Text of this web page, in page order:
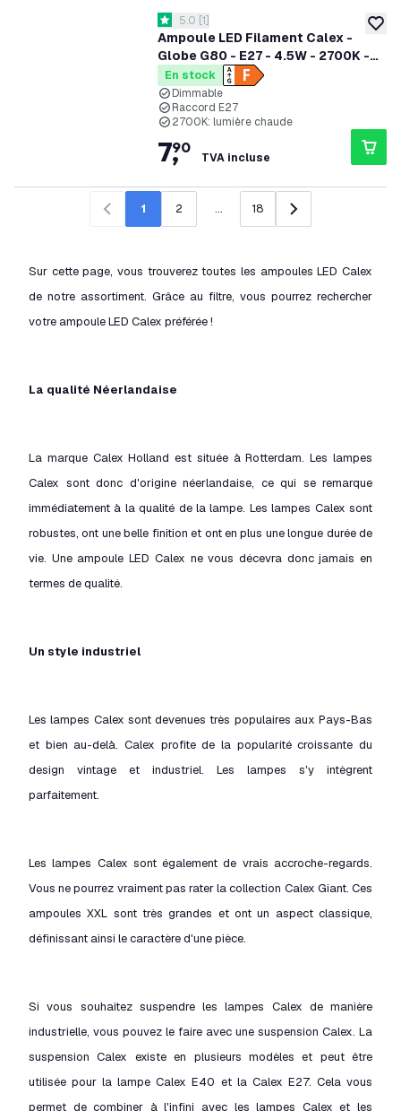
Ampoule LED Filament Calex -
Globe G80 - E27 - 4.5W - 2700K -
470 Lumens
ouvrir le tiroir des avis
5 étoiles de notation
5.0 [1]
En stock
Dimmable
Raccord E27
2700K: lumière chaude
7,
90
TVA incluse
Précédent
1 2 ... 18 Suivant
Sur cette page, vous trouverez toutes les ampoules LED Calex
de notre assortiment. Grâce au filtre, vous pourrez rechercher
votre ampoule LED Calex préférée !
La qualité Néerlandaise
La marque Calex Holland est située à Rotterdam. Les lampes
Calex sont donc d'origine néerlandaise, ce qui se remarque
immédiatement à la qualité de la lampe. Les lampes Calex sont
robustes, ont une belle finition et ont en plus une longue durée de
vie. Une ampoule LED Calex ne vous décevra donc jamais en
termes de qualité.
Un style industriel
Les lampes Calex sont devenues très populaires aux Pays-Bas
et bien au-delà. Calex profite de la popularité croissante du
design vintage et industriel. Les lampes s'y intègrent
parfaitement.
Les lampes Calex sont également de vrais accroche-regards.
Vous ne pourrez vraiment pas rater la collection Calex Giant. Ces
ampoules XXL sont très grandes et ont un aspect classique,
définissant ainsi le caractère d'une pièce.
Si vous souhaitez suspendre les lampes Calex de manière
industrielle, vous pouvez le faire avec une suspension Calex. La
suspension Calex existe en plusieurs modèles et peut être
utilisée pour la lampe Calex E40 et la Calex E27. Cela vous
permet de combiner à l'infini avec les lampes Calex et les